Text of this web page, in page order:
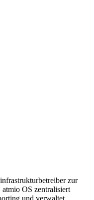
zur
atmio OS zentralisiert